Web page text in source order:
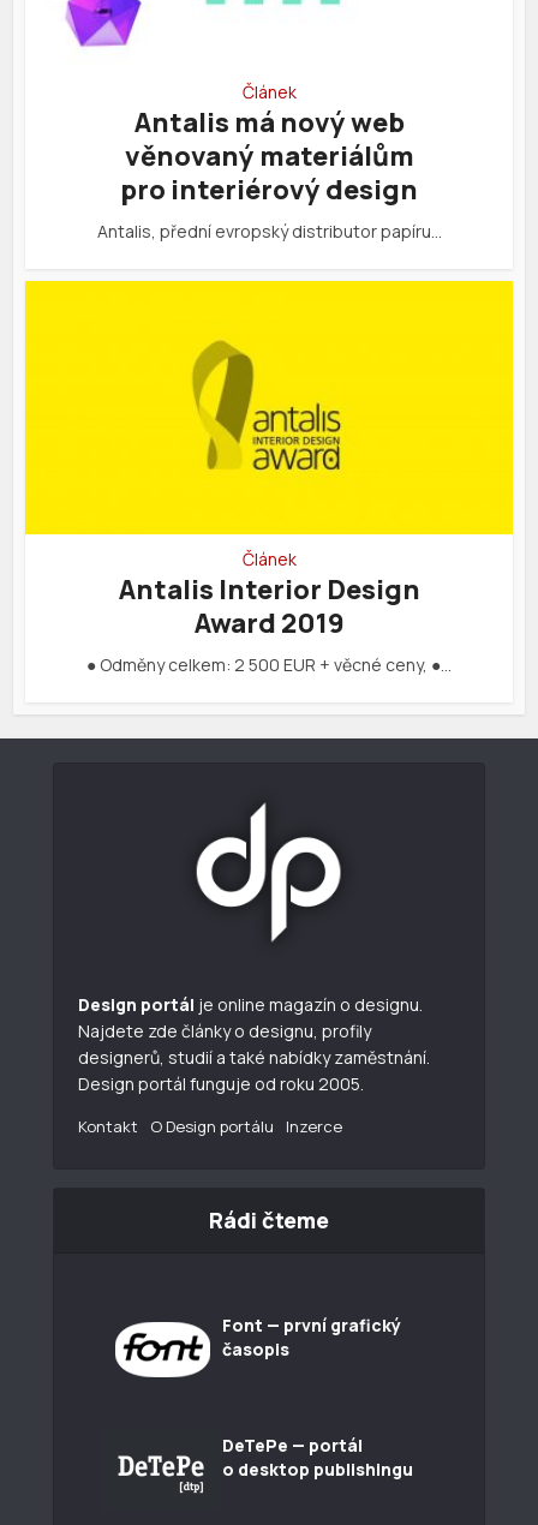
Článek
Antalis má nový web
věnovaný materiálům
pro interiérový design
Antalis, přední evropský distributor papíru…
Článek
Antalis Interior Design
Award 2019
● Odměny celkem: 2 500 EUR + věcné ceny, ●…
Design portál je online magazín o designu.
Najdete zde články o designu, profily
designerů, studií a také nabídky zaměstnání.
Design portál funguje od roku 2005.
Kontakt O Design portálu Inzerce
Rádi čteme
Font — první grafický
časopis
DeTePe — portál
o desktop publishingu